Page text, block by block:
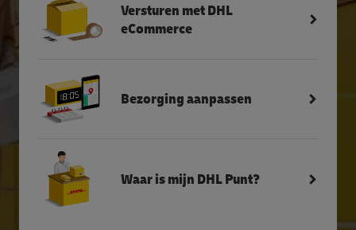
Versturen met DHL
eCommerce
Bezorging aanpassen
Waar is mijn DHL Punt?